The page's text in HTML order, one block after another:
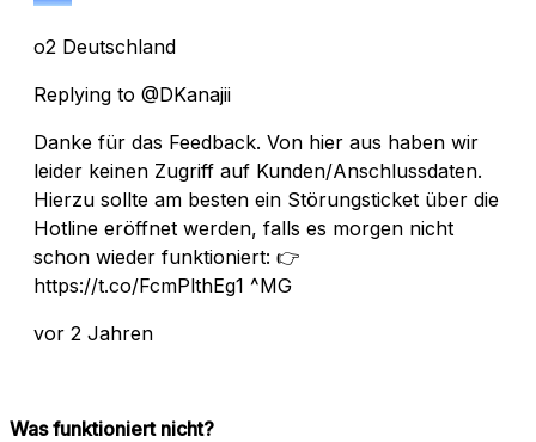
o2 Deutschland
Replying to @DKanajii
Danke für das Feedback. Von hier aus haben wir
leider keinen Zugriff auf Kunden/Anschlussdaten.
Hierzu sollte am besten ein Störungsticket über die
Hotline eröffnet werden, falls es morgen nicht
schon wieder funktioniert: 👉
https://t.co/FcmPlthEg1 ^MG
vor 2 Jahren
Was funktioniert nicht?